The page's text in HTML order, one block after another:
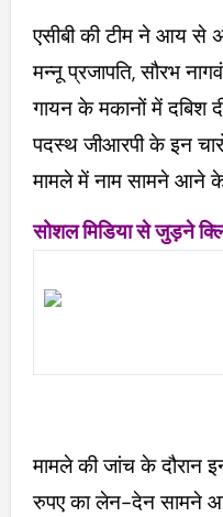
एसीबी की टीम ने आय से
मन्नू प्रजापति, सौरभ
गायन के मकानों में दबिश
पदस्थ जीआरपी के इन
मामले में नाम सामने आने के
सोशल मिडिया से जुड़ने
मामले की जांच के दौरान
रुपए का लेन-देन सामने